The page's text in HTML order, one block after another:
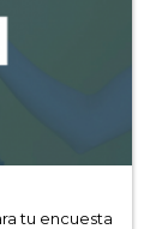
tu encuesta